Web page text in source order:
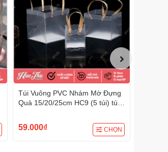
Túi Vuông PVC Nhám Mờ Đựng
Quà 15/20/25cm HC9 (5 túi) túi
59.000₫ CHỌN